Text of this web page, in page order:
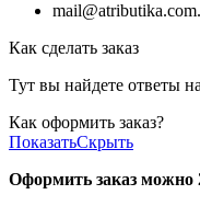
Как сделать заказ
Тут вы найдете ответы
Как оформить заказ?
ПоказатьСкрыть
Оформить заказ можно